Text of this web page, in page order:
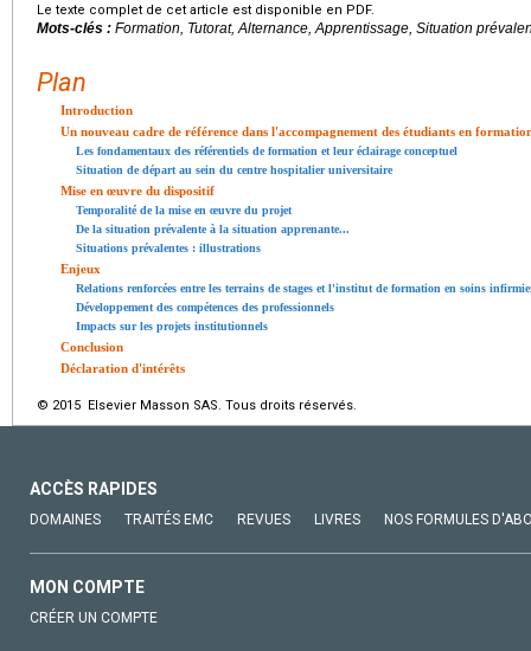
Le texte complet de cet article est disponible en PDF.
Mots-clés : Formation, Tutorat, Alternance, Apprentissage, Situation
Plan
Introduction
Un nouveau cadre de référence dans l'accompagnement des étudiants en
Les fondamentaux des référentiels de formation et leur éclairage conceptuel
Situation de départ au sein du centre hospitalier universitaire
Mise en œuvre du dispositif
Temporalité de la mise en œuvre du projet
De la situation prévalente à la situation apprenante...
Situations prévalentes : illustrations
Enjeux
Relations renforcées entre les terrains de stages et l'institut de formation en soins
Développement des compétences des professionnels
Impacts sur les projets institutionnels
Conclusion
Déclaration d'intérêts
© 2015 Elsevier Masson SAS. Tous droits réservés.
ACCÈS RAPIDES
DOMAINES TRAITÉS EMC REVUES LIVRES NOS FORMULES
MON COMPTE
CRÉER UN COMPTE